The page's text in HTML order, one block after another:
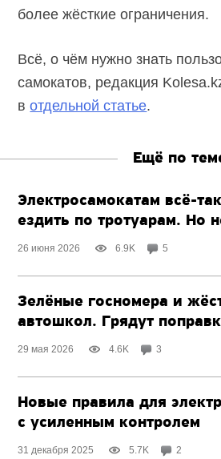
более жёсткие ограничения.
Всё, о чём нужно знать
самокатов, редакция
вотдельной статье.
Ещё по
Электросамокатам всё-
ездить по тротуарам. Но
26 июня 2026 6.9K 5
Зелёные госномера и
автошкол. Грядут
29 мая 2026 4.6K 3
Новые правила для
с усиленным контролем
31 декабря 2025 5.7K 2